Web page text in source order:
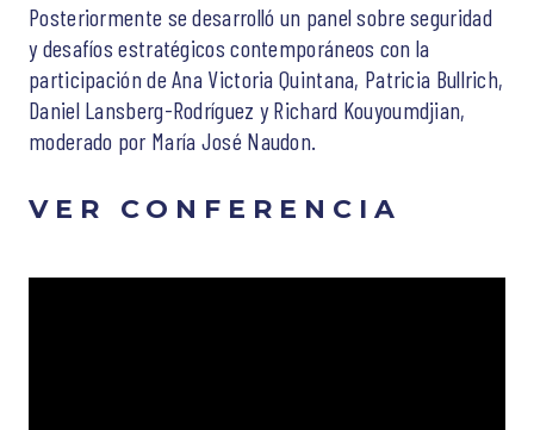
Posteriormente se desarrolló un panel sobre seguridad
y desafíos estratégicos contemporáneos con la
participación de Ana Victoria Quintana, Patricia Bullrich,
Daniel Lansberg-Rodríguez y Richard Kouyoumdjian,
moderado por María José Naudon.
VER CONFERENCIA